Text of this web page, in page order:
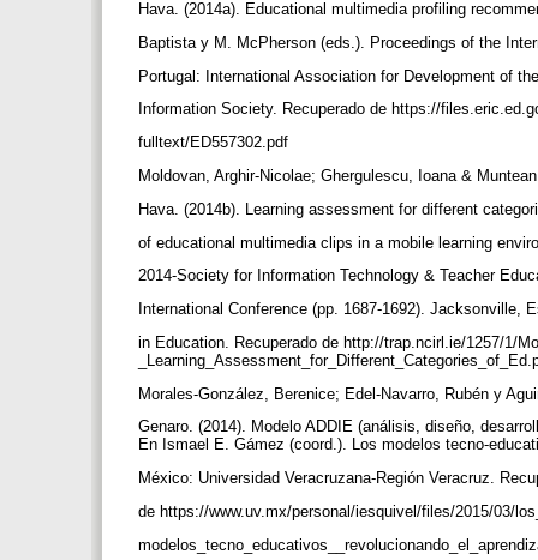
Hava. (2014a). Educational multimedia profiling
Baptista y M. McPherson (eds.). Proceedings of the
Portugal: International Association for Development of
Information Society. Recuperado de https://
fulltext/ED557302.pdf
Moldovan, Arghir-Nicolae; Ghergulescu, Ioana &
Hava. (2014b). Learning assessment for different
of educational multimedia clips in a mobile learning
2014-Society for Information Technology & Teacher
International Conference (pp. 1687-1692).
in Education. Recuperado de http://trap.ncirl.ie/1257/1/
Morales-González, Berenice; Edel-Navarro, Rubén y
Genaro. (2014). Modelo ADDIE (análisis, diseño,
En Ismael E. Gámez (coord.). Los modelos tecno-
México: Universidad Veracruzana-Región Veracruz.
de https://www.uv.mx/personal/iesquivel/files/2015/03/